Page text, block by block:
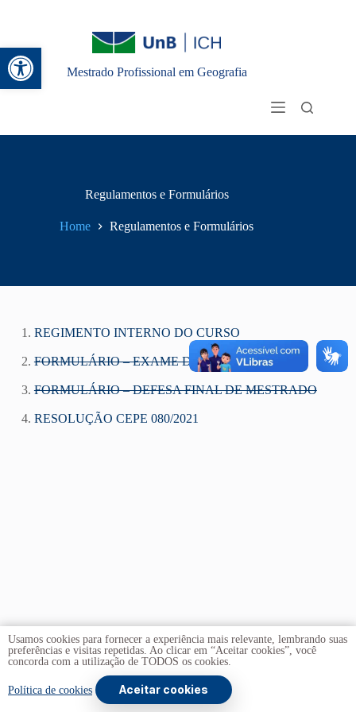
Abrir a barra de ferramentas
Mestrado Profissional em Geografia
Regulamentos e Formulários
Home Regulamentos e Formulários
1. REGIMENTO INTERNO DO CURSO
2.FORMULÁRIO – EXAME DE QUALIFICAÇÃO
3.FORMULÁRIO – DEFESA FINAL DE MESTRADO
4. RESOLUÇÃO CEPE 080/2021
Copyright © 2026 - Universidade de Brasília
. Todos os
Usamos cookies para fornecer a experiência mais relevante, lembrando suas
preferências e visitas repetidas. Ao clicar em “Aceitar cookies”, você
concorda com a utilização de TODOS os cookies.
Política de cookies Aceitar cookies